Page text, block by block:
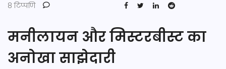
8 टिप्पणि
मनीलायन और मिस्टरबीस्ट का
अनोखा साझेदारी